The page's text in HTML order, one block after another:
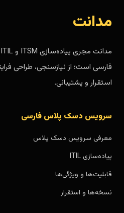
مدانت
فارسی است؛ از نیازسنجی، طراحی
استقرار و پشتیبانی.
سرویس دسک پلاس فارسی
معرفی سرویس دسک پلاس
پیاده‌سازی ITIL
قابلیت‌ها و ویژگی‌ها
نسخه‌ها و استقرار